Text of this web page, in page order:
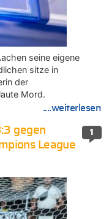
seine eigene
sitze in
der
Mord.
....weiterlesen
1
gegen
League